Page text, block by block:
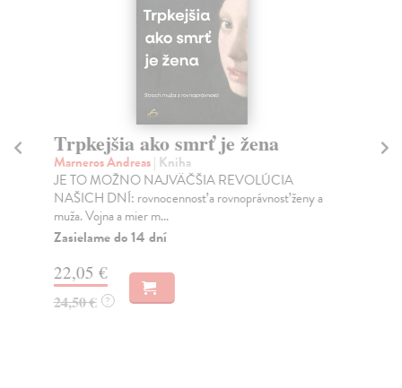
Trpkejšia ako smrť je žena
Marneros Andreas| Kniha
JE TO MOŽNO NAJVÄČŠIA REVOLÚCIA
NAŠICH DNÍ: rovnocennosť a rovnoprávnosť ženy a
muža. Vojna a mier m...
Zasielame do 14 dní
22,05 €
24,50 € ?